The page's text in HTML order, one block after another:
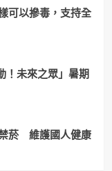
可以摻毒，支持全
！未來之眾」暑期
菸 維護國人健康